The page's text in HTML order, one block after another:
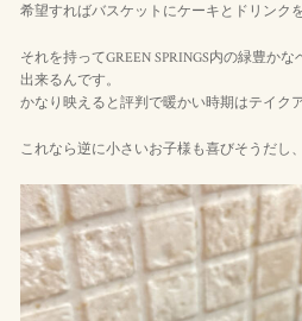
希望すればバスケットにケーキとドリンク
それを持ってGREEN SPRINGS内の緑豊か
出来るんです。
かなり映えると評判で暖かい時期はテイク
これなら逆に小さいお子様も喜びそうだし